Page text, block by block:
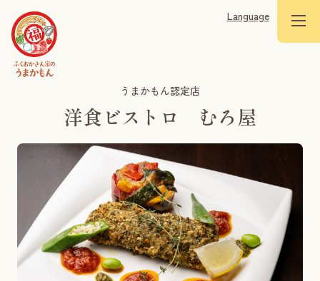
Language
うまかもん認定店
洋食ビストロ むろ屋